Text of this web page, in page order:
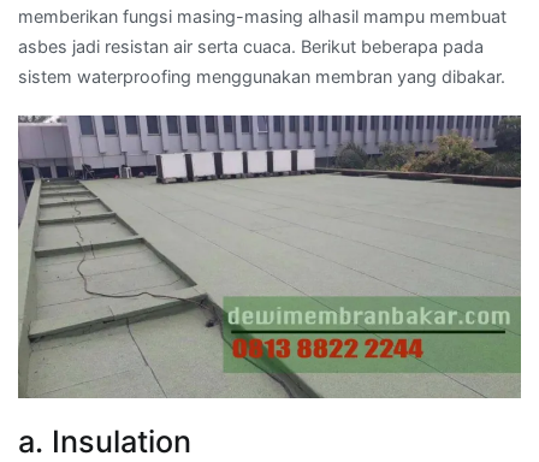
memberikan fungsi masing-masing alhasil mampu membuat
asbes jadi resistan air serta cuaca. Berikut beberapa pada
sistem waterproofing menggunakan membran yang dibakar.
a. Insulation